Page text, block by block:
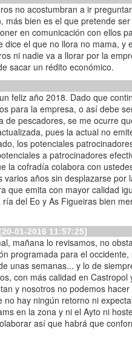
no acostumbran a ir
más bien es el que pretende ser
en comunicación con ellos
dice el que no llora no mama, y
ni nadie va a llorar por la
sacar un rédito económico.
Dado que continúa sin
para la empresa, o así debe
de pescadores, se me ocurre
pues la actual no
los potenciales
a patrocinadores
la cofradía colabora con
años sin desplazarse por
que emita con mayor calidad
[20-01-2016 11:57:25]
mañana lo revisamos, no
programada para el occidente,
unas semanas... y lo de
con más calidad en Castropol
y nosotros no podemos hacer
no hay ningún retorno ni
en la zona y ni el Ayto ni
así que habrá que